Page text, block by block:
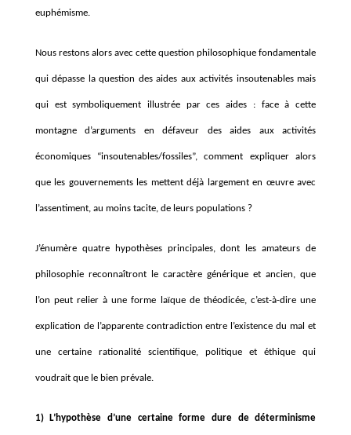
euphémisme.
Nous restons alors avec cette question philosophique fondamentale
qui dépasse la question des aides aux activités insoutenables mais
qui est symboliquement illustrée par ces aides : face à cette
montagne d’arguments en défaveur des aides aux activités
économiques “insoutenables/fossiles”, comment expliquer alors
que les gouvernements les mettent déjà largement en œuvre avec
l’assentiment, au moins tacite, de leurs populations ?
J’énumère quatre hypothèses principales, dont les amateurs de
philosophie reconnaîtront le caractère générique et ancien, que
l’on peut relier à une forme laïque de théodicée, c’est-à-dire une
explication de l’apparente contradiction entre l’existence du mal et
une certaine rationalité scientifique, politique et éthique qui
voudrait que le bien prévale.
1) L’hypothèse d’une certaine forme dure de déterminisme